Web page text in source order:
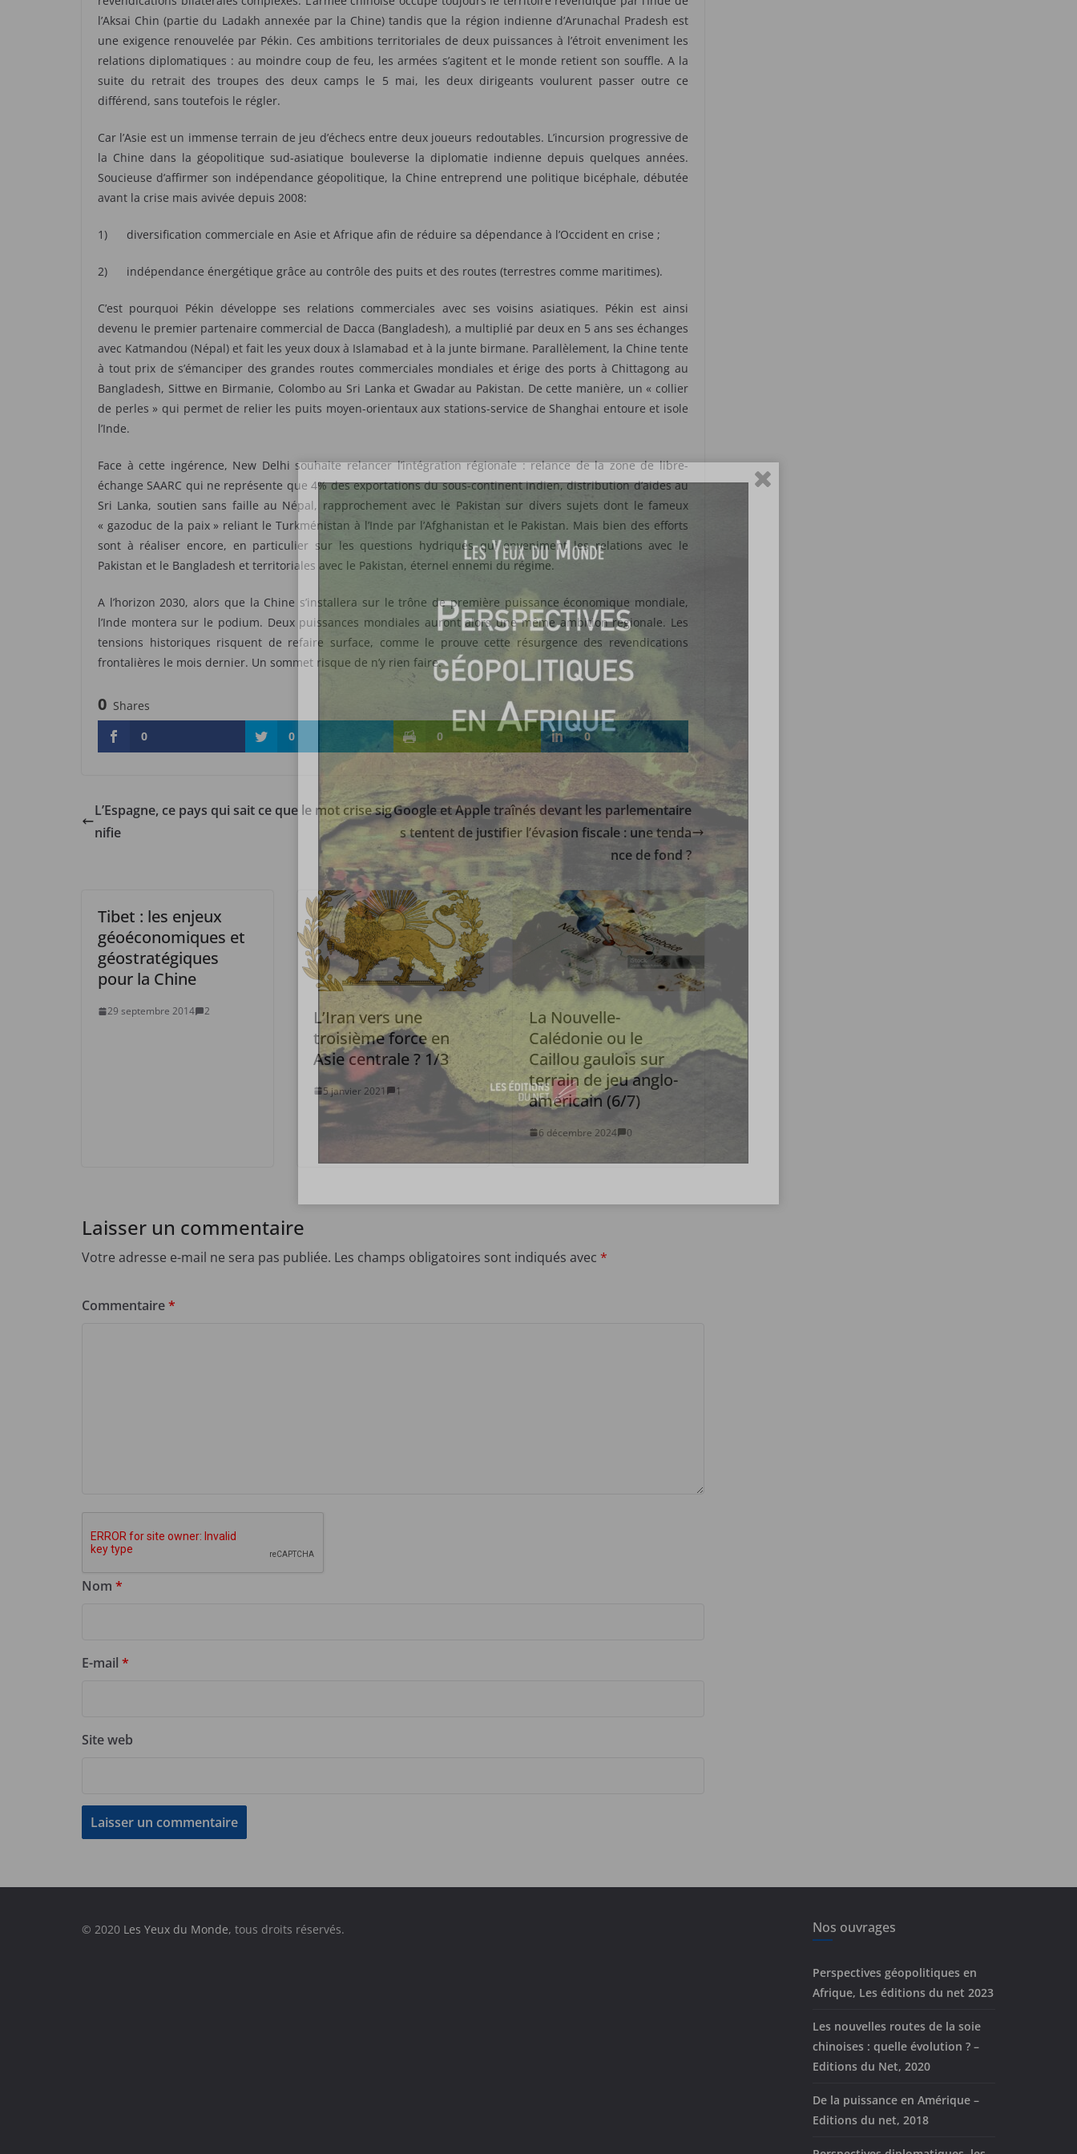
l’Aksai Chin (partie du Ladakh annexée par la Chine) tandis que la région indienne d’Arunachal Pradesh est
une exigence renouvelée par Pékin. Ces ambitions territoriales de deux puissances à l’étroit enveniment les
relations diplomatiques : au moindre coup de feu, les armées s’agitent et le monde retient son souffle. A la
suite du retrait des troupes des deux camps le 5 mai, les deux dirigeants voulurent passer outre ce
différend, sans toutefois le régler.
Car l’Asie est un immense terrain de jeu d’échecs entre deux joueurs redoutables. L’incursion progressive de
la Chine dans la géopolitique sud-asiatique bouleverse la diplomatie indienne depuis quelques années.
Soucieuse d’affirmer son indépendance géopolitique, la Chine entreprend une politique bicéphale, débutée
avant la crise mais avivée depuis 2008:
1) diversification commerciale en Asie et Afrique afin de réduire sa dépendance à l’Occident en crise ;
2) indépendance énergétique grâce au contrôle des puits et des routes (terrestres comme maritimes).
C’est pourquoi Pékin développe ses relations commerciales avec ses voisins asiatiques. Pékin est ainsi
devenu le premier partenaire commercial de Dacca (Bangladesh), a multiplié par deux en 5 ans ses échanges
avec Katmandou (Népal) et fait les yeux doux à Islamabad et à la junte birmane. Parallèlement, la Chine tente
à tout prix de s’émanciper des grandes routes commerciales mondiales et érige des ports à Chittagong au
Bangladesh, Sittwe en Birmanie, Colombo au Sri Lanka et Gwadar au Pakistan. De cette manière, un « collier
de perles » qui permet de relier les puits moyen-orientaux aux stations-service de Shanghai entoure et isole
l’Inde.
Face à cette ingérence, New Delhi souhaite relancer l’intégration régionale : relance de la zone de libre-
échange SAARC qui ne représente que 4% des exportations du sous-continent indien, distribution d’aides au
Sri Lanka, soutien sans faille au Népal, rapprochement avec le Pakistan sur divers sujets dont le fameux
« gazoduc de la paix » reliant le Turkménistan à l’Inde par l’Afghanistan et le Pakistan. Mais bien des efforts
sont à réaliser encore, en particulier sur les questions hydriques qui enveniment les relations avec le
Pakistan et le Bangladesh et territoriales avec le Pakistan, éternel ennemi du régime.
A l’horizon 2030, alors que la Chine s’installera sur le trône de première puissance économique mondiale,
l’Inde montera sur le podium. Deux puissances mondiales auront alors une même ambition régionale. Les
tensions historiques risquent de refaire surface, comme le prouve cette résurgence des revendications
frontalières le mois dernier. Un sommet risque de n’y rien faire.
0 Shares
0
0 0 0
L’Espagne, ce pays qui sait ce que le mot crise sig
nifie
Google et Apple traînés devant les parlementaire
s tentent de justifier l’évasion fiscale : une tenda
nce de fond ?
Tibet : les enjeux
géoéconomiques et
géostratégiques
pour la Chine
29 septembre 2014 2
L’Iran vers une
troisième force en
Asie centrale ? 1/3
5 janvier 2021 1
La Nouvelle-
Calédonie ou le
Caillou gaulois sur
terrain de jeu anglo-
américain (6/7)
6 décembre 2024 0
Laisser un commentaire
Votre adresse e-mail ne sera pas publiée. Les champs obligatoires sont indiqués avec *
Commentaire*
Nom *
E-mail *
Site web
© 2020 Les Yeux du Monde, tous droits réservés. Nos ouvrages
Perspectives géopolitiques en
Afrique, Les éditions du net 2023
Les nouvelles routes de la soie
chinoises : quelle évolution ? –
Editions du Net, 2020
De la puissance en Amérique –
Editions du net, 2018